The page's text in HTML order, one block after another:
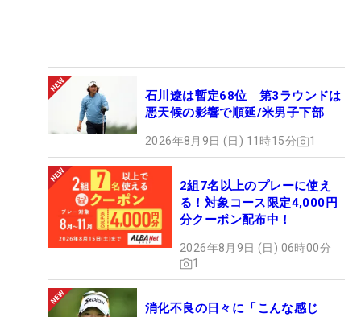
石川遼は暫定68位 第3ラウンドは
悪天候の影響で順延/米男子下部
2026年8月9日 (日) 11時15分 1
2組7名以上のプレーに使え
る！対象コース限定4,000円
分クーポン配布中！
2026年8月9日 (日) 06時00分
1
消化不良の日々に「こんな感じ